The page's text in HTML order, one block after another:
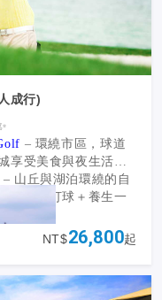
成行)
– 環繞市區，球道
享受美食與夜生活。
– 山丘與湖泊環繞的自
炎熱。打球＋養生一
咖啡文化，打造專屬
NT$26,800起